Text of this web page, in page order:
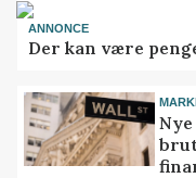
ANNONCE
Der kan være